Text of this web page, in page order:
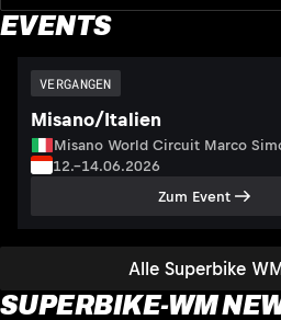
EVENTS
Alle Superbike
VERGANGEN
Misano/Italien
Misano World Circuit Marco
12.–14.06.2026
Zum Event
SUPERBIKE-WM